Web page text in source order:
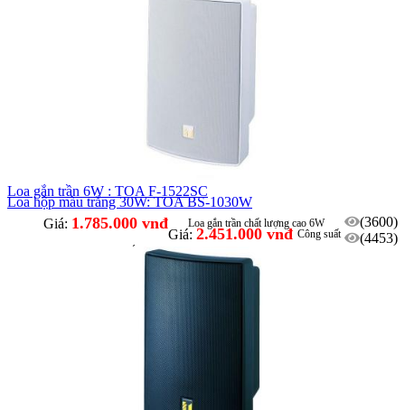
Loa gắn trần 6W : TOA F-1522SC
Giá: 1.785.000 vnđ (3600)
Loa gắn trần chất lượng cao 6W
Ứng dụng nghe nhạc, giảng dậy,...
Loa hộp màu trắng 30W: TOA BS-1030W
Giá: 2.451.000 vnđ (4453)
Công suất
Hai màu BS-1030B (màu đen), BS-1030W (màu trắng)
Phù hợp phát nhạc nền, hoặc phát thông báo